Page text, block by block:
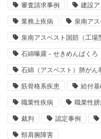
審査請求事例 建設ア
業務上疾病 泉南アス
泉南アスベスト国賠（工場
石綿曝露－せきめんばくろ
石綿（アスベスト）肺がん
筋骨格系疾患 給付
職業性疾病 職業性
裁判 認定事例
頸肩腕障害